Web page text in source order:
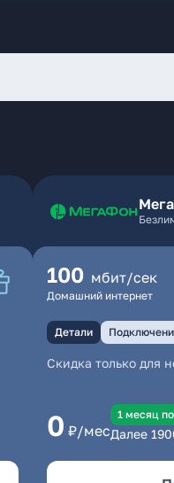
100 мбит/сек
Домашний интернет
Детали
Скидка только для
0 ₽/мес
1 месяц
Далее